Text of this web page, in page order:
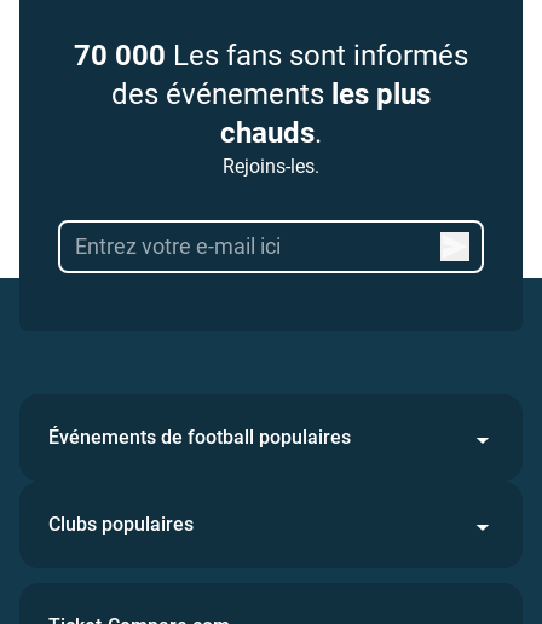
70 000 Les fans sont informés
des événements les plus
chauds.
Rejoins-les.
Événements de football populaires
Clubs populaires